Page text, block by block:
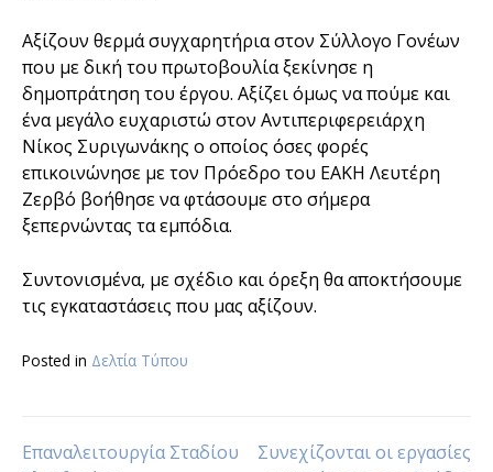
Αξίζουν θερμά συγχαρητήρια στον Σύλλογο Γονέων
που με δική του πρωτοβουλία ξεκίνησε η
δημοπράτηση του έργου. Αξίζει όμως να πούμε και
ένα μεγάλο ευχαριστώ στον Αντιπεριφερειάρχη
Νίκος Συριγωνάκης ο οποίος όσες φορές
επικοινώνησε με τον Πρόεδρο του ΕΑΚΗ Λευτέρη
Ζερβό βοήθησε να φτάσουμε στο σήμερα
ξεπερνώντας τα εμπόδια.
Συντονισμένα, με σχέδιο και όρεξη θα αποκτήσουμε
τις εγκαταστάσεις που μας αξίζουν.
Posted in Δελτία Τύπου
Επαναλειτουργία Σταδίου
Συνεχίζονται οι εργασίες